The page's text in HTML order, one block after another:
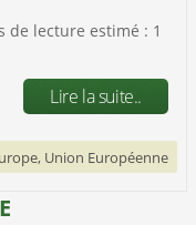
de lecture estimé : 1
Lire la suite..
Union Européenne